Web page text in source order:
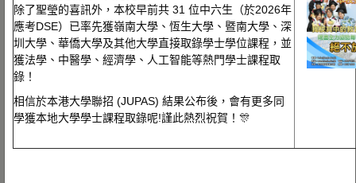
最新學校動態
2025-10-06 學校最新動態分享
2026-08-08 🎉【喜讯！ 40名学生成功考获学士学位课程】
「2026亞洲行進鼓樂聯盟錦標賽」榮獲「國際組項目表演賽金
獎」
除了聖瑩的喜訊外，本校早前共 31 位中六生（於2026年
應考DSE）已率先獲嶺南大學、恆生大學、暨南大學、深
圳大學、華僑大學及其他大學直接取錄學士學位課程，並
獲法學、中醫學、經濟學、人工智能等熱門學士課程取
錄！
相信於本港大學聯招 (JUPAS) 結果公布後，會有更多同
學獲本地大學學士課程取錄呢!謹此熱烈祝賀！🎊